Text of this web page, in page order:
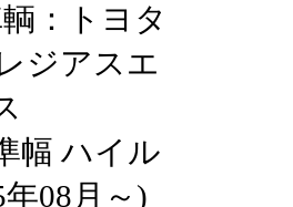
：トヨタ
ジアスエ
幅 ハイル
08月～)